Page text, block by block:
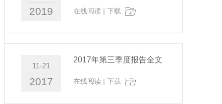
2019 在线阅读 | 下载
11-21
2017
2017年第三季度报告全文
在线阅读 | 下载